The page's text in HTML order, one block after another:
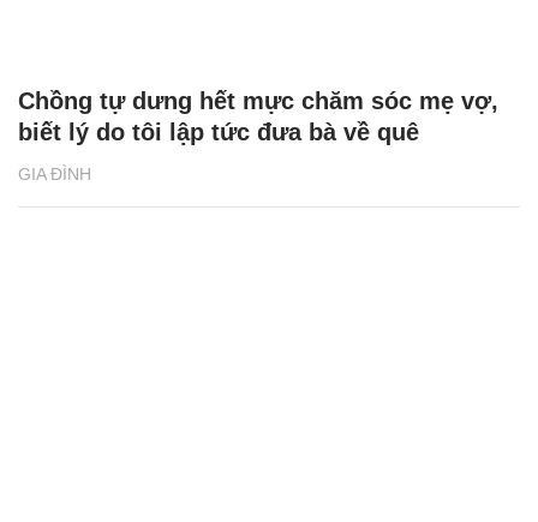
GIA ĐÌNH
Chồng tự dưng hết mực chăm sóc mẹ vợ,
biết lý do tôi lập tức đưa bà về quê